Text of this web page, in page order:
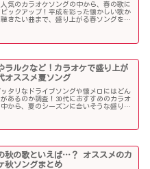
人気のカラオケソングの中から、春の歌に
ックアップ！平成を彩った懐かしい歌か
聴きたい曲まで、盛り上がる春ソングを集
ラルクなど！カラオケで盛り上が
オススメ夏ソング
タリなドライブソングや懐メロにはどん
あるのか調査！30代におすすめのカラオ
から、夏のシーズンに合いそうな盛り上
秋の歌といえば…？ オススメのカ
秋ソングまとめ